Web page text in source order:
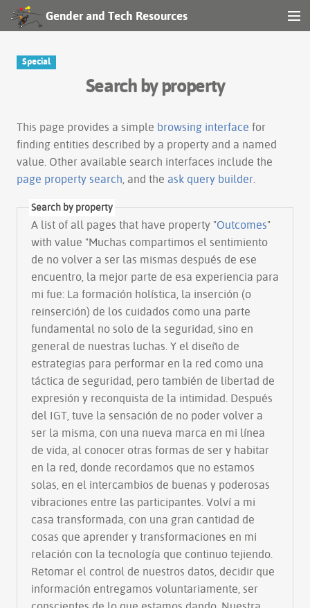
Gender and Tech Resources
Special
Search by property
This page provides a simple browsing interface for
finding entities described by a property and a named
value. Other available search interfaces include the
page property search , and the ask query builder
Search by property
A list of all pages that have property "Outcomes"
with value "Muchas compartimos el sentimiento
de no volver a ser las mismas después de ese
encuentro, la mejor parte de esa experiencia para
mi fue: La formación holística, la inserción (o
reinserción) de los cuidados como una parte
fundamental no solo de la seguridad, sino en
general de nuestras luchas. Y el diseño de
estrategias para performar en la red como una
táctica de seguridad, pero también de libertad de
expresión y reconquista de la intimidad. Después
del IGT, tuve la sensación de no poder volver a
ser la misma, con una nueva marca en mi línea
de vida, al conocer otras formas de ser y habitar
en la red, donde recordamos que no estamos
solas, en el intercambios de buenas y poderosas
vibraciones entre las participantes. Volví a mi
casa transformada, con una gran cantidad de
cosas que aprender y transformaciones en mi
relación con la tecnología que continuo tejiendo.
Retomar el control de nuestros datos, decidir que
información entregamos voluntariamente, ser